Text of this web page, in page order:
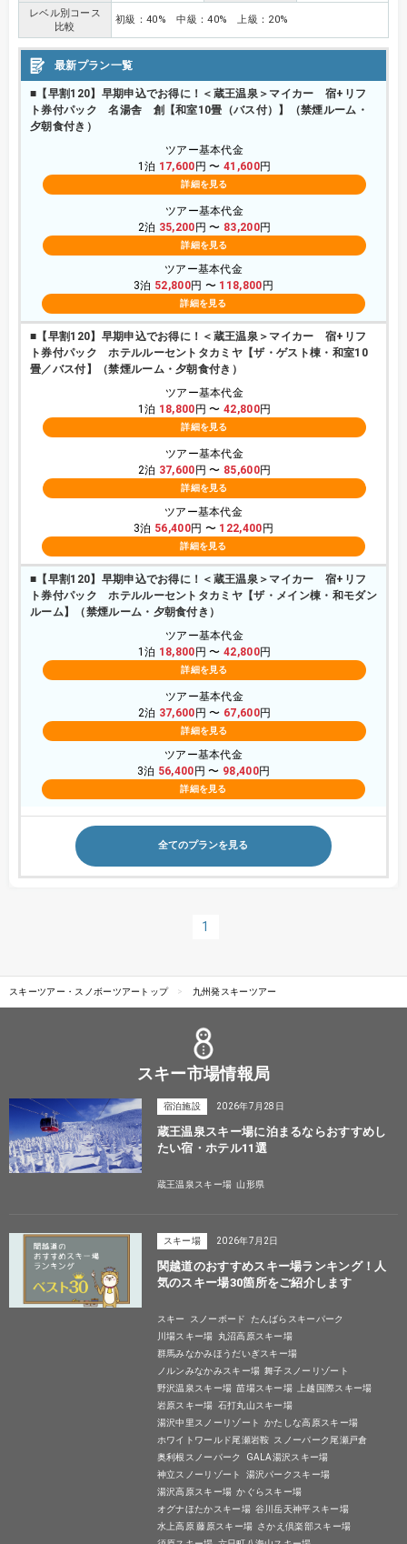
レベル別コース
比較
初級：40% 中級：40% 上級：20%
最新プラン一覧
■【早割120】早期申込でお得に！＜蔵王温泉＞マイカー 宿+リフ
ト券付パック 名湯舎 創【和室10畳（バス付）】（禁煙ルーム・
夕朝食付き）
ツアー基本代金
1泊 17,600 円 〜 41,600円
詳細を見る
ツアー基本代金
2泊 35,200 円 〜 83,200円
詳細を見る
ツアー基本代金
3泊 52,800円 〜 118,800 円
詳細を見る
■【早割120】早期申込でお得に！＜蔵王温泉＞マイカー 宿+リフ
ト券付パック ホテルルーセントタカミヤ【ザ・ゲスト棟・和室10
畳／バス付】（禁煙ルーム・夕朝食付き）
ツアー基本代金
1泊 18,800 円 〜 42,800円
詳細を見る
ツアー基本代金
2泊 37,600 円 〜 85,600円
詳細を見る
ツアー基本代金
3泊 56,400円 〜 122,400 円
詳細を見る
■【早割120】早期申込でお得に！＜蔵王温泉＞マイカー 宿+リフ
ト券付パック ホテルルーセントタカミヤ【ザ・メイン棟・和モダン
ルーム】（禁煙ルーム・夕朝食付き）
ツアー基本代金
1泊 18,800 円 〜 42,800円
詳細を見る
ツアー基本代金
2泊 37,600 円 〜 67,600円
詳細を見る
ツアー基本代金
3泊 56,400 円 〜 98,400円
詳細を見る
全てのプランを見る
1
スキーツアー・スノボーツアートップ 九州発スキーツアー
スキー市場情報局
宿泊施設 2026年7月28日
蔵王温泉スキー場に泊まるならおすすめし
たい宿・ホテル11選
蔵王温泉スキー場 山形県
スキー場 2026年7月2日
関越道のおすすめスキー場ランキング！人
気のスキー場30箇所をご紹介します
スキー スノーボード
たんばらスキーパーク
川場スキー場
丸沼高原スキー場
群馬みなかみほうだいぎスキー場
ノルンみなかみスキー場 舞子スノーリゾート
野沢温泉スキー場 苗場スキー場
上越国際スキー場
岩原スキー場 石打丸山スキー場
湯沢中里スノーリゾート
かたしな高原スキー場
ホワイトワールド尾瀬岩鞍 スノーパーク尾瀬戸倉
奥利根スノーパーク
GALA湯沢スキー場
神立スノーリゾート
湯沢パークスキー場
湯沢高原スキー場 かぐらスキー場
オグナほたかスキー場 谷川岳天神平スキー場
水上高原 藤原スキー場 さかえ倶楽部スキー場